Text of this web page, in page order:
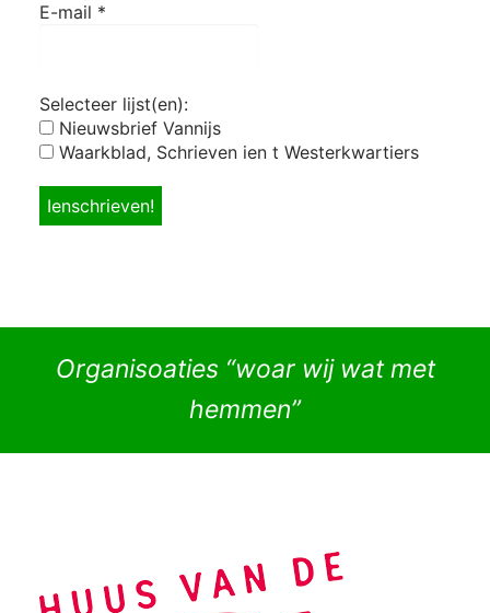
E-mail *
Selecteer lijst(en):
Nieuwsbrief Vannijs
Waarkblad, Schrieven ien t Westerkwartiers
Organisoaties “woar wij wat met
hemmen”